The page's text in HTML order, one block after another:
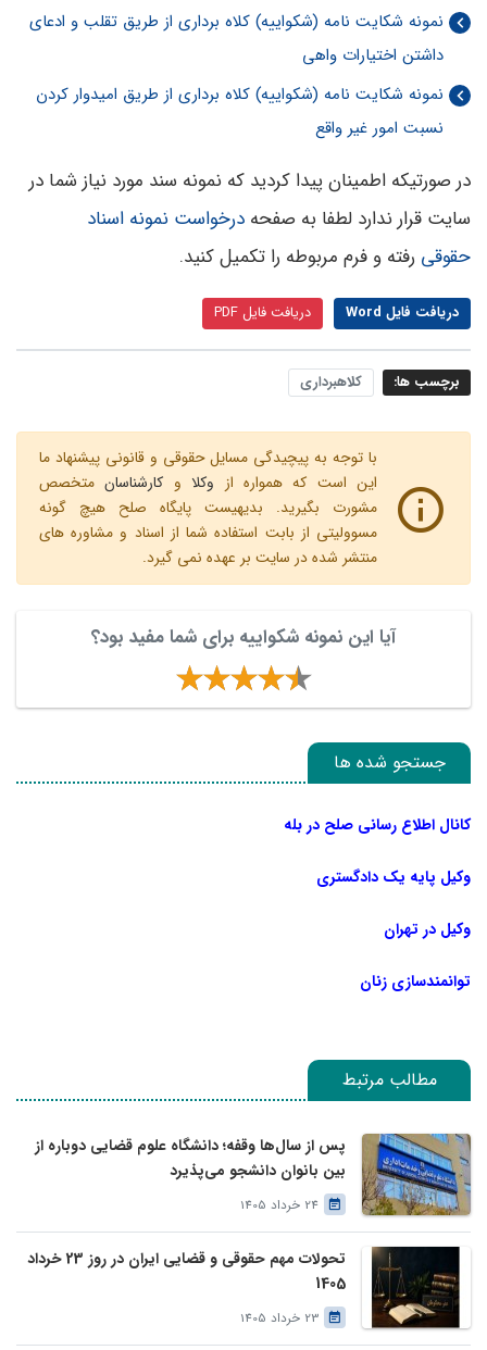
نمونه شکایت نامه (شکواییه) کلاه برداری از طریق تقلب و ادعای
داشتن اختیارات واهی
نمونه شکایت نامه (شکواییه) کلاه برداری از طریق امیدوار کردن
نسبت امور غیر واقع
در صورتیکه اطمینان پیدا کردید که نمونه سند مورد نیاز شما در
سایت قرار ندارد لطفا به صفحه درخواست نمونه اسناد
حقوقی رفته و فرم مربوطه را تکمیل کنید.
دریافت فایل Word دریافت فایل PDF
برچسب ها: کلاهبرداری
با توجه به پیچیدگی مسایل حقوقی و قانونی پیشنهاد ما
این است که همواره از وکلاو کارشناسانمتخصص
مشورت بگیرید. بدیهیست پایگاه صلح هیچ گونه
مسوولیتی از بابت استفاده شما از اسناد و مشاوره های
منتشر شده در سایت بر عهده نمی گیرد.
آیا این نمونه شکواییه برای شما مفید بود؟
جستجو شده ها
کانال اطلاع رسانی صلح در بله
وکیل پایه یک دادگستری
وکیل در تهران
توانمندسازی زنان
مطالب مرتبط
پس از سال‌ها وقفه؛ دانشگاه علوم قضایی دوباره از
بین بانوان دانشجو می‌پذیرد
24 خرداد 1405
تحولات مهم حقوقی و قضایی ایران در روز 23 خرداد
1405
23 خرداد 1405